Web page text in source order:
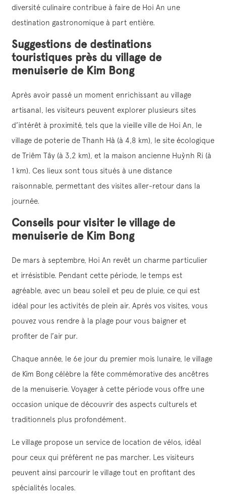
diversité culinaire contribue à faire de Hoi An une
destination gastronomique à part entière.
Suggestions de destinations
touristiques près du village de
menuiserie de Kim Bong
Après avoir passé un moment enrichissant au village
artisanal, les visiteurs peuvent explorer plusieurs sites
d’intérêt à proximité, tels que la vieille ville de Hoi An, le
village de poterie de Thanh Hà (à 4,8 km), le site écologique
de Triêm Tây (à 3,2 km), et la maison ancienne Huỳnh Ri (à
1 km). Ces lieux sont tous situés à une distance
raisonnable, permettant des visites aller-retour dans la
journée.
Conseils pour visiter le village de
menuiserie de Kim Bong
De mars à septembre, Hoi An revêt un charme particulier
et irrésistible. Pendant cette période, le temps est
agréable, avec un beau soleil et peu de pluie, ce qui est
idéal pour les activités de plein air. Après vos visites, vous
pouvez vous rendre à la plage pour vous baigner et
profiter de l’air pur.
Chaque année, le 6e jour du premier mois lunaire, le village
de Kim Bong célèbre la fête commémorative des ancêtres
de la menuiserie. Voyager à cette période vous offre une
occasion unique de découvrir des aspects culturels et
traditionnels plus profondément.
Le village propose un service de location de vélos, idéal
pour ceux qui préfèrent ne pas marcher. Les visiteurs
peuvent ainsi parcourir le village tout en profitant des
spécialités locales.